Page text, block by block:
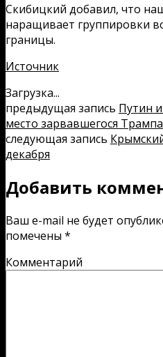
Скибицкий добавил, что
наращивает группировки
границы.
Источник
Загрузка...
предыдущая запись Путин
место зарвавшегося Трампа
следующая запись
декабря
Добавить
Ваш e-mail не будет
помечены *
Комментарий